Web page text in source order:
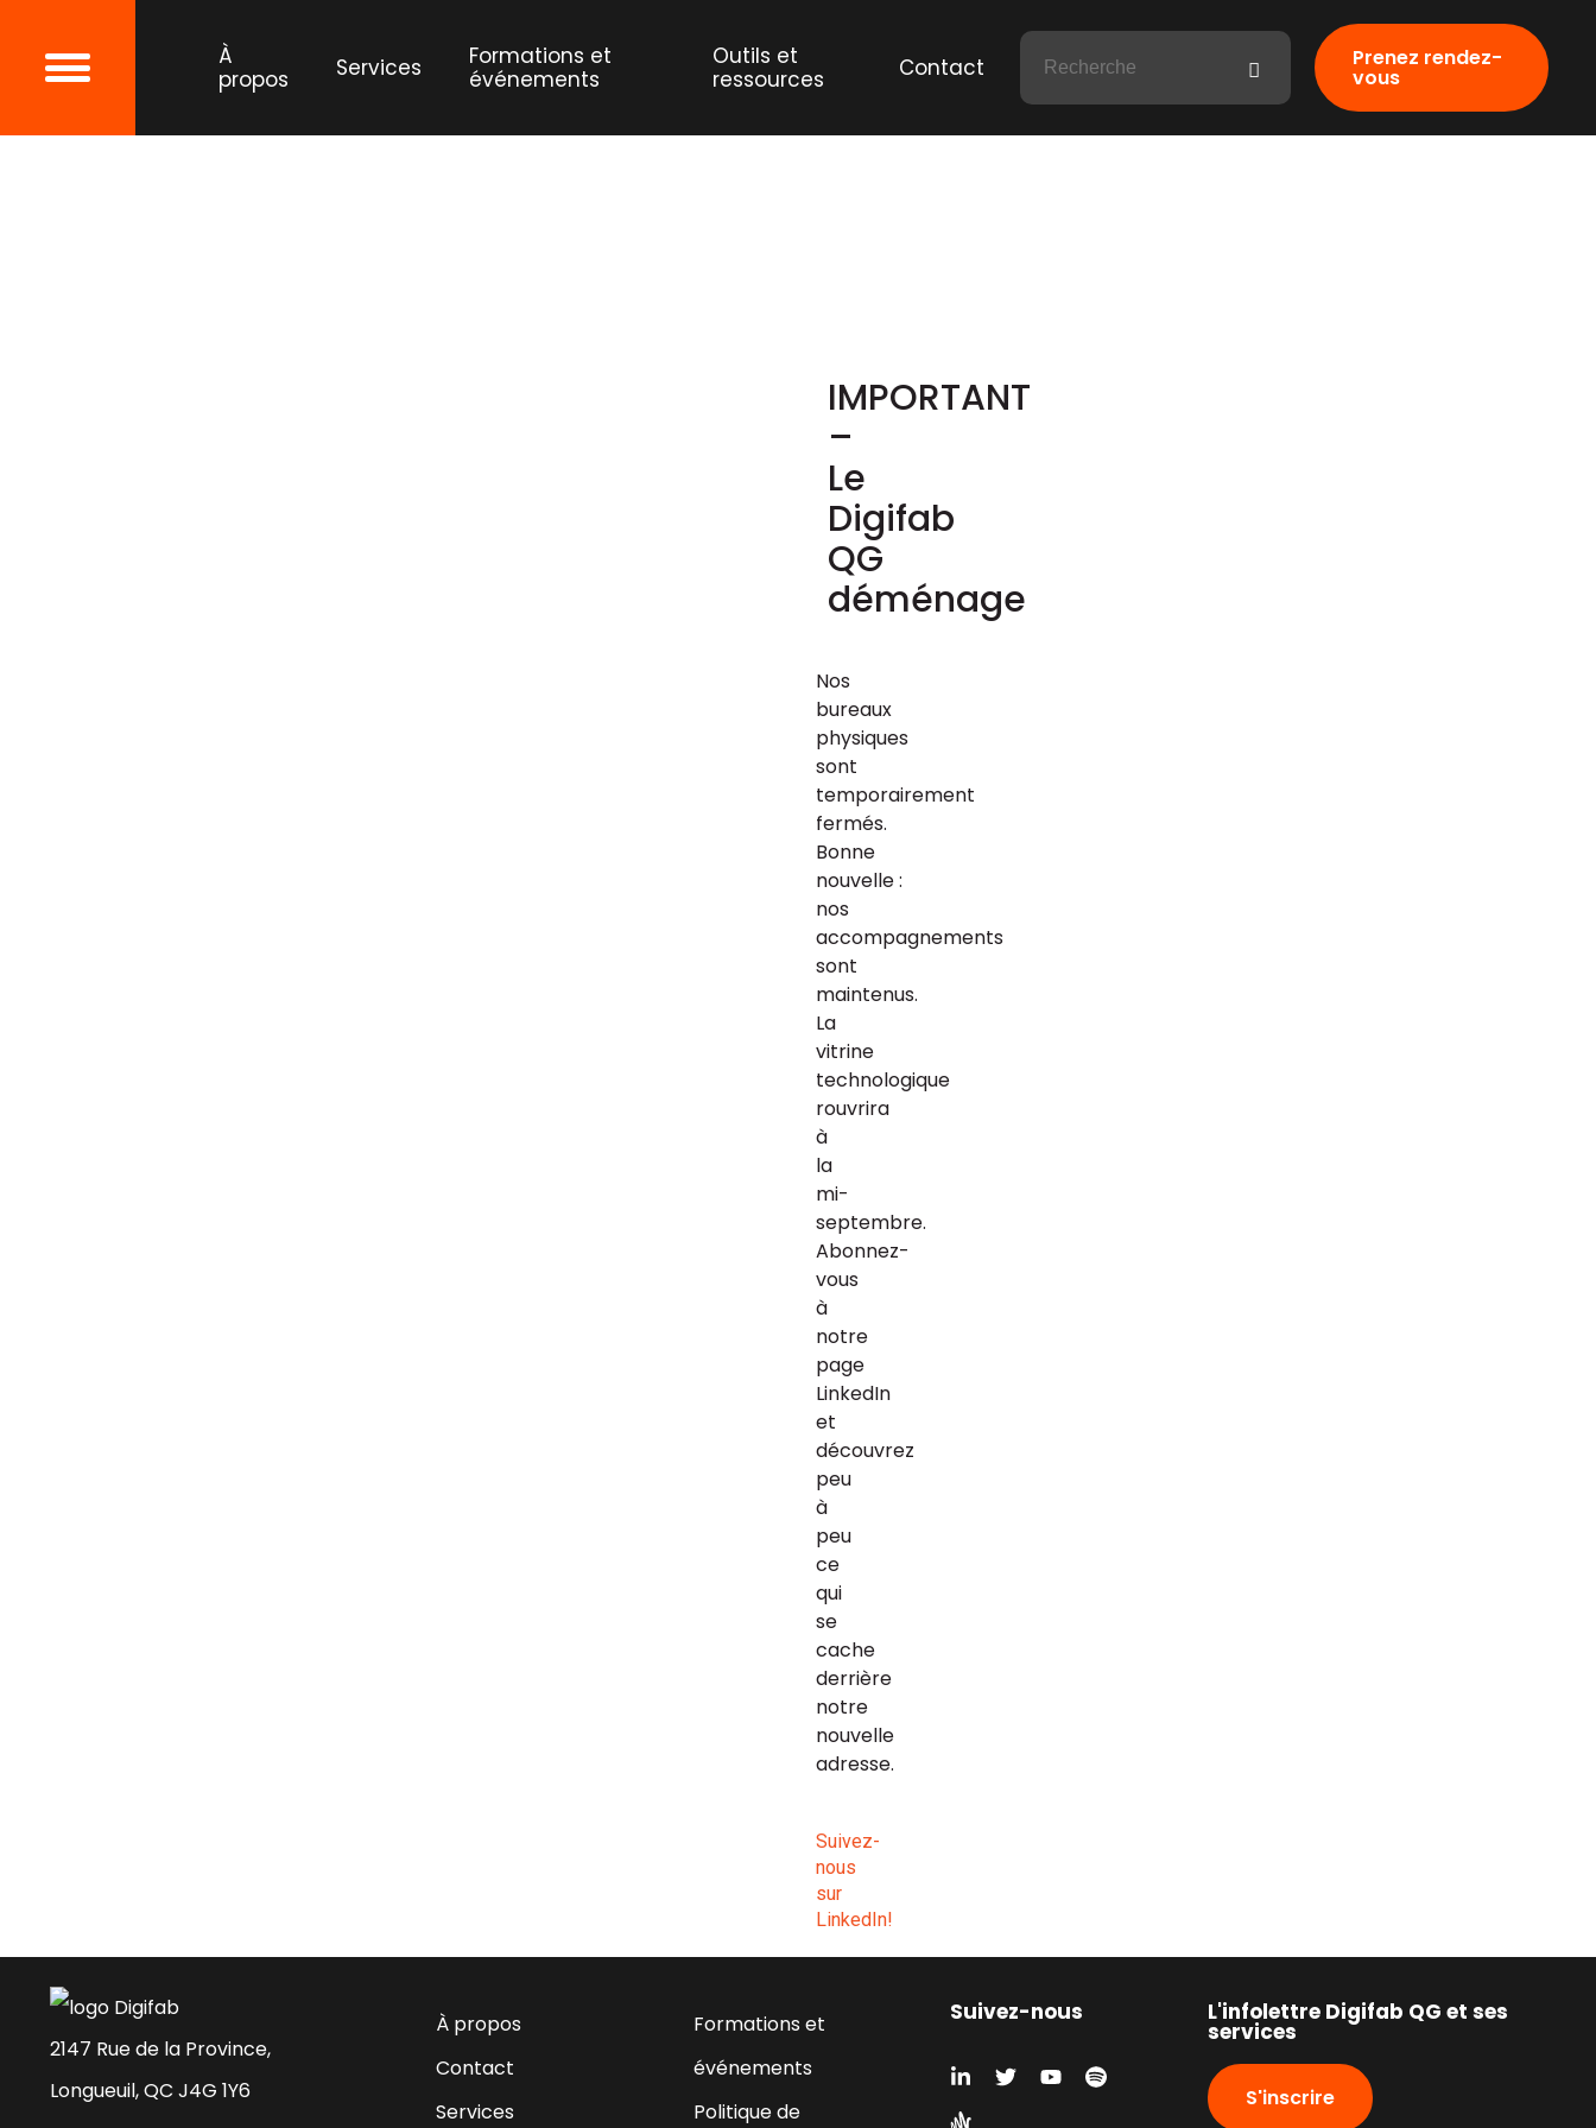
À
propos
Services
Formations et
événements
Outils et
ressources
Contact Prenez rendez-
vous
test page
IMPORTANT
–
Le
Digifab
QG
déménage
Nos
bureaux
physiques
sont
temporairement
fermés.
Bonne
nouvelle :
nos
accompagnements
sont
maintenus.
La
vitrine
technologique
rouvrira
à
la
mi-
septembre.
Abonnez-
vous
à
notre
page
LinkedIn
et
découvrez
peu
à
peu
ce
qui
se
cache
derrière
notre
nouvelle
adresse.
Suivez-
nous
sur
LinkedIn!
2147 Rue de la Province,
Longueuil, QC J4G 1Y6
À propos
Contact
Services
Formations et
événements
Politique de
Suivez-nous L'infolettre Digifab QG et ses
services
S'inscrire